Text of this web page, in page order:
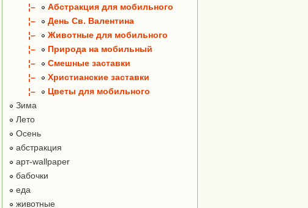
¦–
Абстракция для мобильного
¦–
День Св. Валентина
¦–
Животные для мобильного
¦–
Природа на мобильный
¦–
Смешные заставки
¦–
Христианские заставки
¦–
Цветы для мобильного
Зима
Лето
Осень
абстракция
арт-wallpaper
бабочки
еда
животные